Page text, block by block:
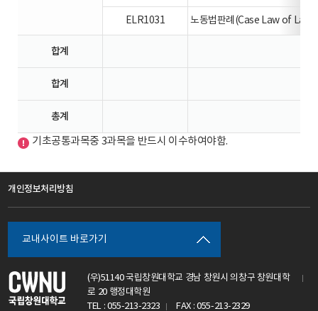
합계
합계
총계
ELR1031 노동법판례(Case Law of
기초공통과목중 3과목을 반드시 이수하여야함.
개인정보처리방침
교내사이트 바로가기
(우)51140 국립창원대학교 경남 창원시 의창구 창원대학
로 20 행정대학원
TEL : 055-213-2323
FAX : 055-213-2329